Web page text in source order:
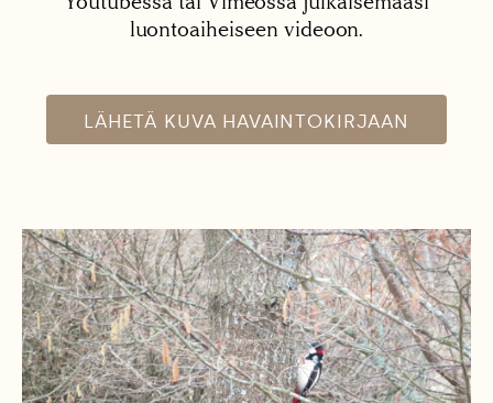
luontoaiheiseen videoon.
LÄHETÄ KUVA HAVAINTOKIRJAAN